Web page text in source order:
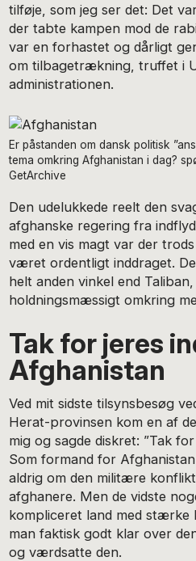
tilføje, som jeg ser det: Det
der tabte kampen mod de
var en forhastet og dårligt
om tilbagetrækning, truffet i
administrationen.
Er påstanden om dansk politisk
tema omkring Afghanistan i dag?
GetArchive
Den udelukkede reelt den
afghanske regering fra
med en vis magt var der
været ordentligt inddraget.
helt anden vinkel end
holdningsmæssigt omkring
Tak for jeres
Afghanistan
Ved mit sidste tilsynsbesøg
Herat-provinsen kom en af
mig og sagde diskret: ”Tak
Som formand for
aldrig om den militære
afghanere. Men de vidste
kompliceret land med stærke
man faktisk godt klar over
og værdsatte den.